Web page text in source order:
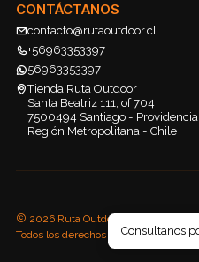
CONTÁCTANOS
contacto@rutaoutdoor.cl
+56963353397
56963353397
Tienda Ruta Outdoor
Santa Beatriz 111, of 704
7500494 Santiago - Providencia
Región Metropolitana - Chile
2026 Ruta Outdoor.
Todos los derechos reservados.
Consultanos